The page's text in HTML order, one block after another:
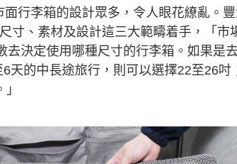
行李箱的設計眾多，令人眼花繚亂。
寸、素材及設計這三大範疇着手，「市
去決定使用哪種尺寸的行李箱。如果是
天的中長途旅行，則可以選擇22至26吋